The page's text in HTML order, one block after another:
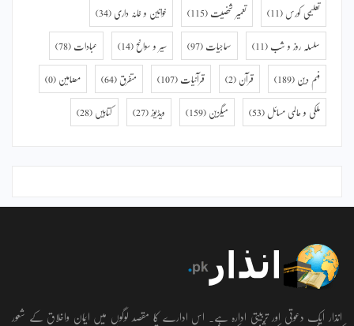
تعلیمی کورس (11) تعمیر شخصیت (115) خواتین و خانہ داری (34)
سلسلہ روز و شب (11) سماجیات (97) سیر و سوانح (14) عبادات (78)
فہم دین (189) قرآن (2) قرآنیات (107) متفرق (64) مضامین (0)
ملکی و عالمی مسائل (53) میگزین (159) ویڈیوز (27) کتابیں (28)
انذار ایک دعوتی اور تربیتی ادارہ ہے۔ اس ادارے کا مقصد لوگوں میں ایمان واخلاق کے شعور